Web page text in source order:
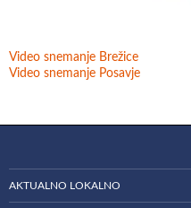
Video snemanje Brežice
Video snemanje Posavje
AKTUALNO LOKALNO